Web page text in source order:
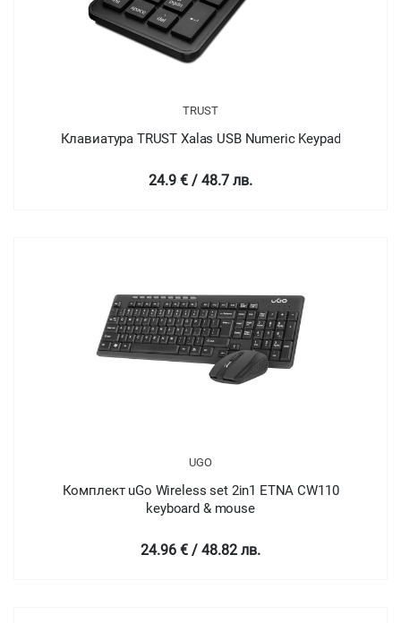
TRUST
Клавиатура TRUST Xalas USB Numeric Keypad
24.9 € / 48.7 лв.
UGO
Комплект uGo Wireless set 2in1 ETNA CW110
keyboard & mouse
24.96 € / 48.82 лв.